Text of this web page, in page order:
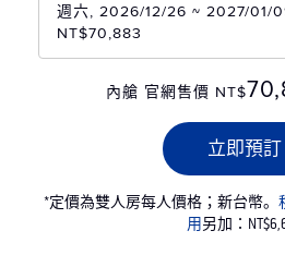
週六, 2026/12/26 ~ 2027/01/
NT$70,883
內艙 官網售價 NT$
立即預訂
*定價為雙人房每人價格；新台幣。
用另加：